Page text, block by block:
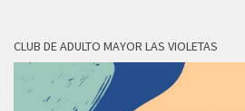
CLUB DE ADULTO MAYOR LAS VIOLETAS